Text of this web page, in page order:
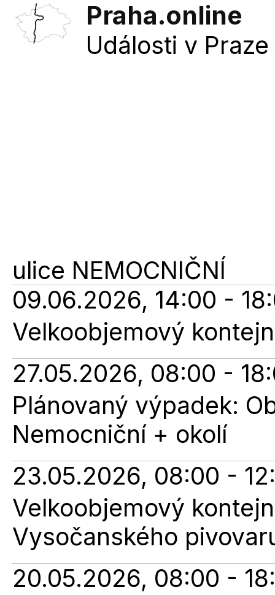
Praha.online
Události v
ulice NEMOCNIČNÍ
09.06.2026, 14:00 -
Velkoobjemový
27.05.2026, 08:00 -
Plánovaný výpadek:
Nemocniční + okolí
23.05.2026, 08:00 -
Velkoobjemový
Vysočanského
20.05.2026, 08:00 -